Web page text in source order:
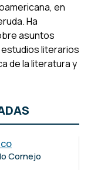
en
Ha
asuntos
literarios
de la literatura y
Cornejo